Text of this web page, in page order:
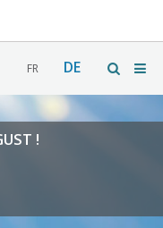
FR DE
!